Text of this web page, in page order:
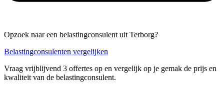
Opzoek naar een belastingconsulent uit Terborg?
Belastingconsulenten vergelijken
Vraag vrijblijvend 3 offertes op en vergelijk op je gemak de prijs en
kwaliteit van de belastingconsulent.